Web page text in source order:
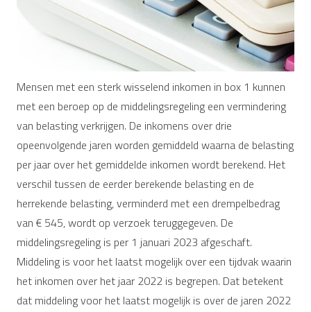
Mensen met een sterk wisselend inkomen in box 1 kunnen
met een beroep op de middelingsregeling een vermindering
van belasting verkrijgen. De inkomens over drie
opeenvolgende jaren worden gemiddeld waarna de belasting
per jaar over het gemiddelde inkomen wordt berekend. Het
verschil tussen de eerder berekende belasting en de
herrekende belasting, verminderd met een drempelbedrag
van € 545, wordt op verzoek teruggegeven. De
middelingsregeling is per 1 januari 2023 afgeschaft.
Middeling is voor het laatst mogelijk over een tijdvak waarin
het inkomen over het jaar 2022 is begrepen. Dat betekent
dat middeling voor het laatst mogelijk is over de jaren 2022